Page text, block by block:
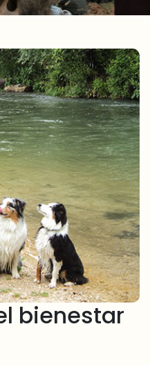
bienestar